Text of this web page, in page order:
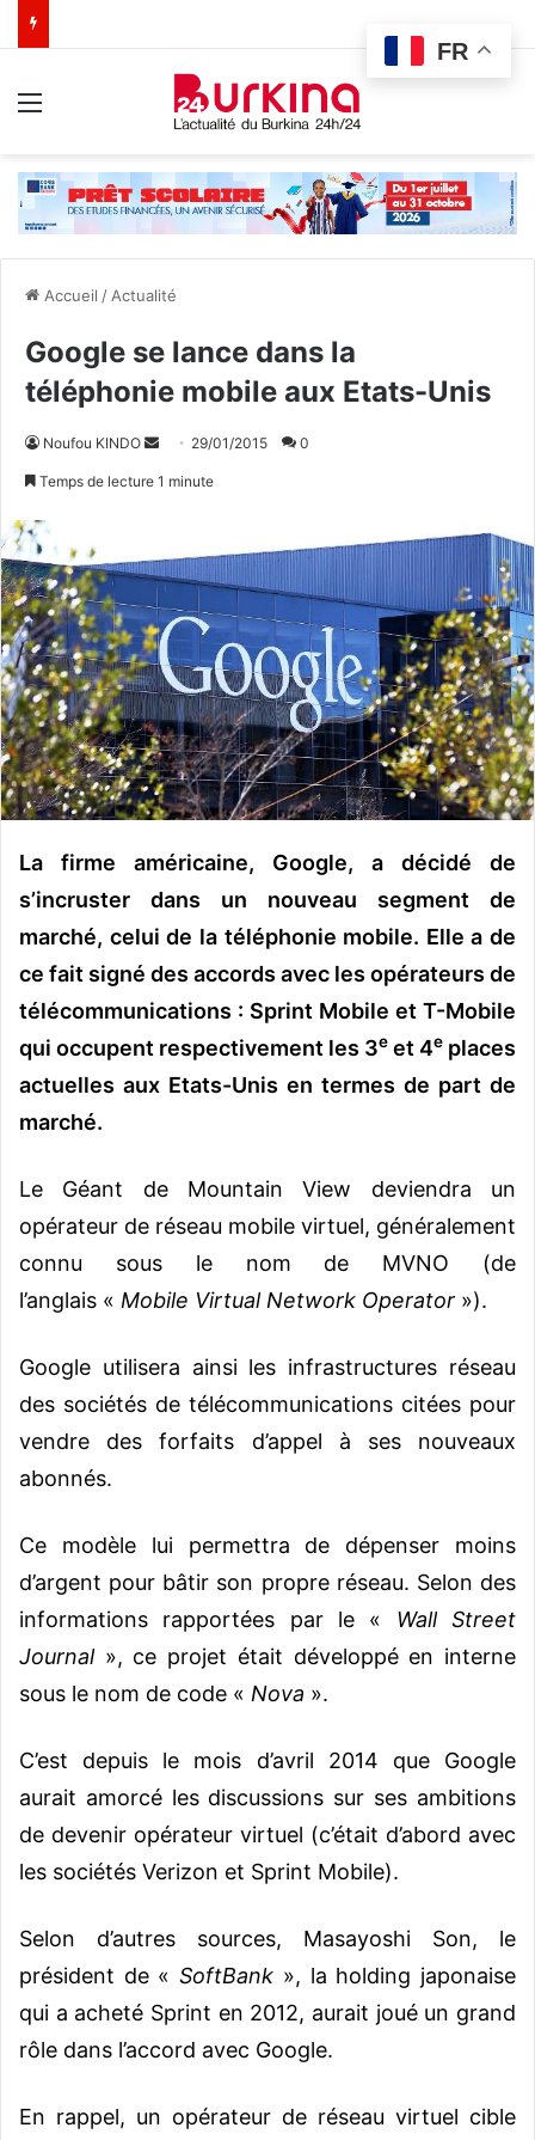
Accueil / Actualité
Google se lance dans la
téléphonie mobile aux Etats-Unis
Noufou KINDO
y
e
r
u
n
c
o
u
r
r
e
l
29/01/2015 0
Temps de lecture 1 minute
La firme américaine, Google, a décidé de
s’incruster dans un nouveau segment de
marché, celui de la téléphonie mobile. Elle a de
ce fait signé des accords avec les opérateurs de
télécommunications : Sprint Mobile et T-Mobile
qui occupent respectivement les 3e et 4e places
actuelles aux Etats-Unis en termes de part de
marché.
Le Géant de Mountain View deviendra un
opérateur de réseau mobile virtuel, généralement
connu sous le nom de MVNO (de
l’anglais « Mobile Virtual Network Operator »).
Google utilisera ainsi les infrastructures réseau
des sociétés de télécommunications citées pour
vendre des forfaits d’appel à ses nouveaux
abonnés.
Ce modèle lui permettra de dépenser moins
d’argent pour bâtir son propre réseau. Selon des
informations rapportées par le « Wall Street
Journal», ce projet était développé en interne
sous le nom de code « Nova ».
C’est depuis le mois d’avril 2014 que Google
aurait amorcé les discussions sur ses ambitions
de devenir opérateur virtuel (c’était d’abord avec
les sociétés Verizon et Sprint Mobile).
Selon d’autres sources, Masayoshi Son, le
président de «SoftBank », la holding japonaise
qui a acheté Sprint en 2012, aurait joué un grand
rôle dans l’accord avec Google.
En rappel, un opérateur de réseau virtuel cible
FR